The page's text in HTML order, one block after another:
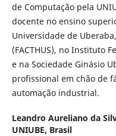
de Computação pela
docente no ensino
Universidade de
(FACTHUS), no Instituto
e na Sociedade Ginásio
profissional em chão de
automação industrial.
Leandro Aureliano da
UNIUBE, Brasil